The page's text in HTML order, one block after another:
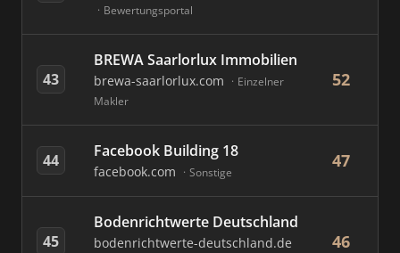
Bewertungsportal
43
BREWA Saarlorlux Immobilien
brewa-saarlorlux.com
Einzelner
Makler
52
44 Facebook Building 18
facebook.com Sonstige
47
45
Bodenrichtwerte Deutschland
bodenrichtwerte-deutschland.de 46